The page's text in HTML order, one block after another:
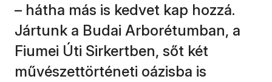
– hátha más is kedvet kap hozzá.
Jártunk a Budai Arborétumban, a
Fiumei Úti Sirkertben, sőt két
művészettörténeti oázisba is